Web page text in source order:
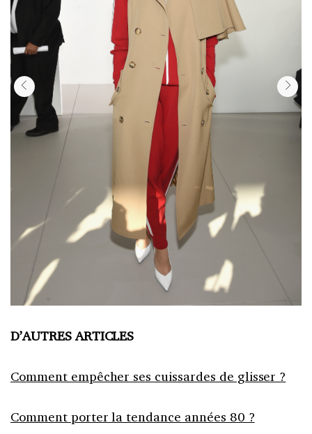
D’AUTRES ARTICLES
Comment empêcher ses cuissardes de glisser ?
Comment porter la tendance années 80 ?